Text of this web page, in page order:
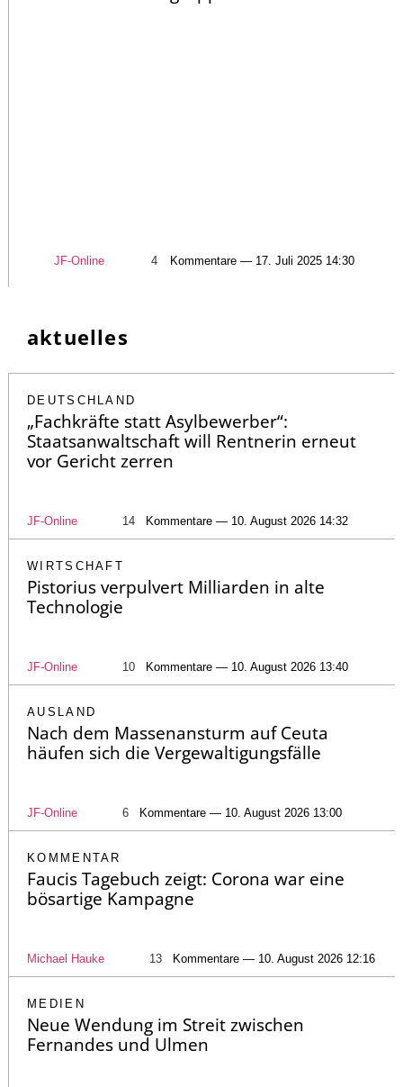
JF-Online 4 Kommentare — 17. Juli 2025 14:30
aktuelles
DEUTSCHLAND
„Fachkräfte statt Asylbewerber“:
Staatsanwaltschaft will Rentnerin erneut
vor Gericht zerren
JF-Online 14 Kommentare — 10. August 2026 14:32
WIRTSCHAFT
Pistorius verpulvert Milliarden in alte
Technologie
JF-Online 10 Kommentare — 10. August 2026 13:40
AUSLAND
Nach dem Massenansturm auf Ceuta
häufen sich die Vergewaltigungsfälle
JF-Online 6 Kommentare — 10. August 2026 13:00
KOMMENTAR
Faucis Tagebuch zeigt: Corona war eine
bösartige Kampagne
Michael Hauke 13 Kommentare — 10. August 2026 12:16
MEDIEN
Neue Wendung im Streit zwischen
Fernandes und Ulmen